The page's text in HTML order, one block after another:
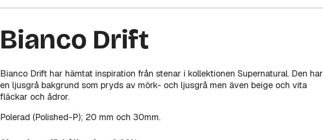
Bianco Drift
Bianco Drift har hämtat inspiration från stenar i kollektionen Supernatural. Den har
en ljusgrå bakgrund som pryds av mörk- och ljusgrå men även beige och vita
fläckar och ådror.
Polerad (Polished-P); 20 mm och 30mm.